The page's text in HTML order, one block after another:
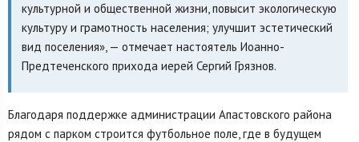
культурной и общественной жизни, повысит экологическую
культуру и грамотность населения; улучшит эстетический
вид поселения», — отмечает настоятель Иоанно-
Предтеченского прихода иерей Сергий Грязнов.
Благодаря поддержке администрации Апастовского района
рядом с парком строится футбольное поле, где в будущем